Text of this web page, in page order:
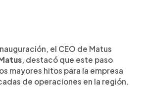
el CEO de Matus
, destacó que este paso
mayores hitos para la empresa
de operaciones en la región.